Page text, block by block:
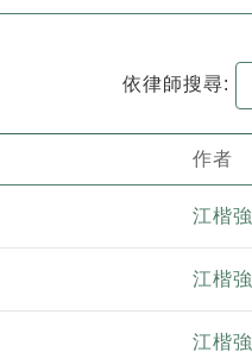
依律師搜尋:
作者
江楷強
江楷強
江楷強